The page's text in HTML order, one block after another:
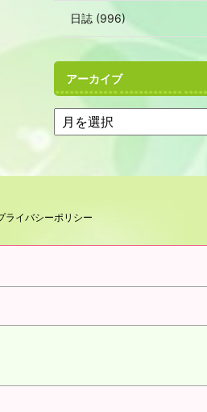
日誌 (996)
アーカイブ
ライバシーポリシー